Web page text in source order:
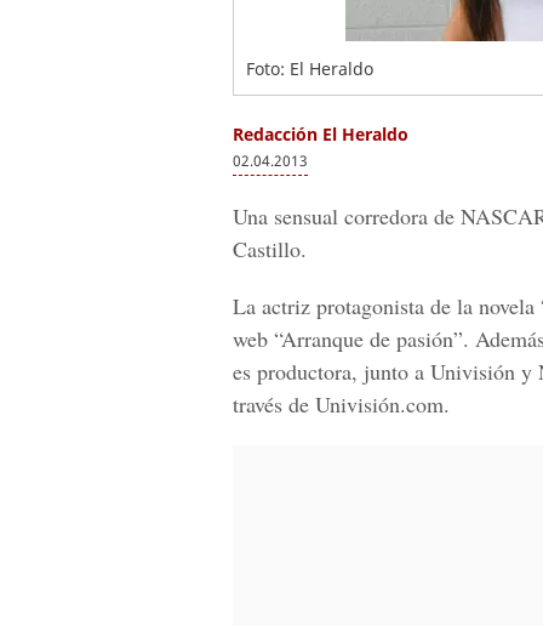
Foto: El Heraldo
Redacción El Heraldo
02.04.2013
Una sensual corredora de
Castillo.
La actriz protagonista de la
web “Arranque de pasión”.
es productora, junto a Univisión y
través de Univisión.com.